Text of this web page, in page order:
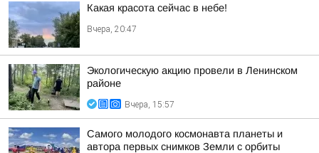
Какая красота сейчас в небе!
Вчера, 20:47
Экологическую акцию провели в Ленинском
районе
Вчера, 15:57
Самого молодого космонавта планеты и
автора первых снимков Земли с орбиты